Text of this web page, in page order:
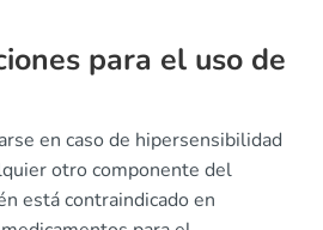
para el uso de
en caso de hipersensibilidad
otro componente del
está contraindicado en